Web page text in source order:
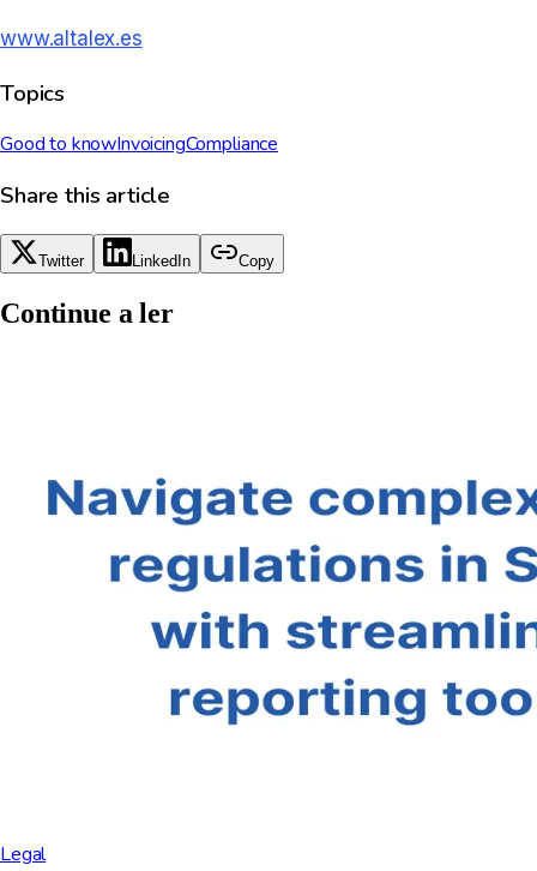
www.altalex.es
Topics
Good to knowInvoicingCompliance
Share this article
Twitter LinkedIn Copy
Continue a ler
Legal